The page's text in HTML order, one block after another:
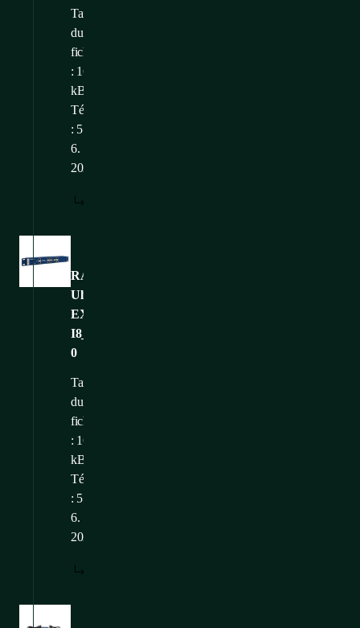
Taille
du
fichier
: 169,73
kB
Téléchargé
: 5.
6.
2026
RAMOS-
Ultra-
EX-
I8_CONTEG-
0
Taille
du
fichier
: 165,48
kB
Téléchargé
: 5.
6.
2026